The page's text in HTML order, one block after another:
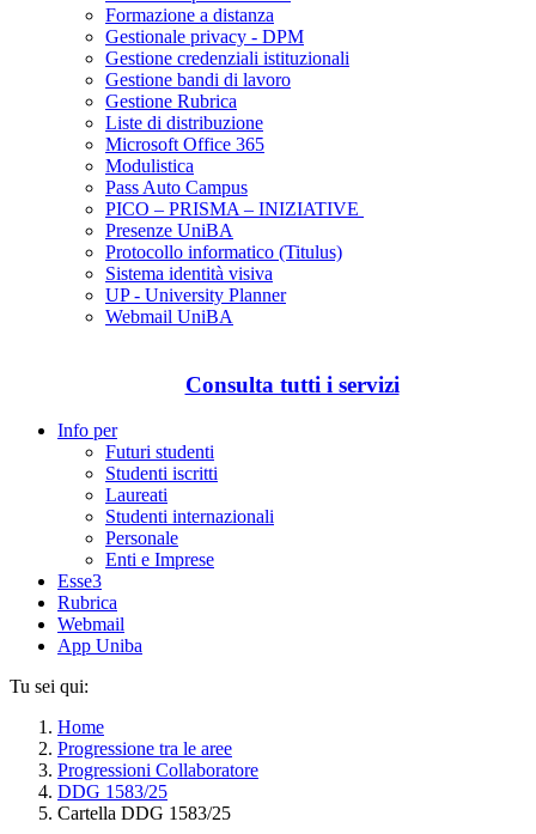
Formazione a distanza
Gestionale privacy - DPM
Gestione credenziali istituzionali
Gestione bandi di lavoro
Gestione Rubrica
Liste di distribuzione
Microsoft Office 365
Modulistica
Pass Auto Campus
PICO – PRISMA – INIZIATIVE
Presenze UniBA
Protocollo informatico (Titulus)
Sistema identità visiva
UP - University Planner
Webmail UniBA
Consulta tutti i servizi
Info per
Futuri studenti
Studenti iscritti
Laureati
Studenti internazionali
Personale
Enti e Imprese
Esse3
Rubrica
Webmail
App Uniba
Tu sei qui:
Home
Progressione tra le aree
Progressioni Collaboratore
DDG 1583/25
Cartella DDG 1583/25